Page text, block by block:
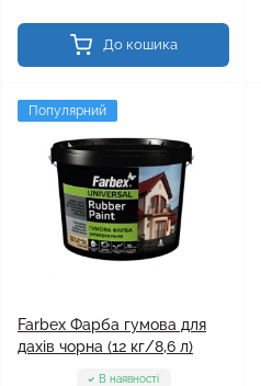
До кошика
Популярний
Farbex Фарба гумова для
дахів чорна (12 кг/8,6 л)
В наявності